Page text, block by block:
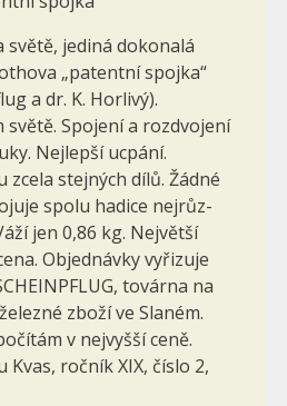
světě, jediná dokonalá
„patentní spojka“
a dr. K. Horlivý).
světě. Spojení a rozdvojení
Nejlepší ucpání.
zcela stejných dílů. Žádné
spolu hadice nejrůz­
jen 0,86 kg. Největší
Objednávky vyřizuje
továrna na
zboží ve Slaném.
v nejvyšší ceně.
Kvas, ročník XIX, číslo 2,